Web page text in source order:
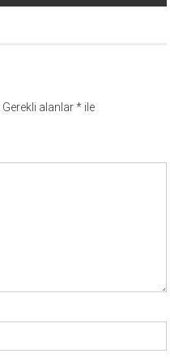
Gerekli alanlar* ile